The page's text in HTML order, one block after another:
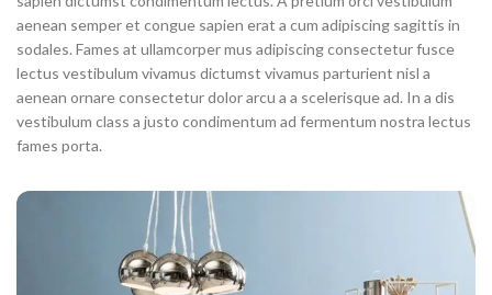
aenean semper et congue sapien erat a cum adipiscing sagittis in
sodales. Fames at ullamcorper mus adipiscing consectetur fusce
lectus vestibulum vivamus dictumst vivamus parturient nisl a
aenean ornare consectetur dolor arcu a a scelerisque ad. In a dis
vestibulum class a justo condimentum ad fermentum nostra lectus
fames porta.